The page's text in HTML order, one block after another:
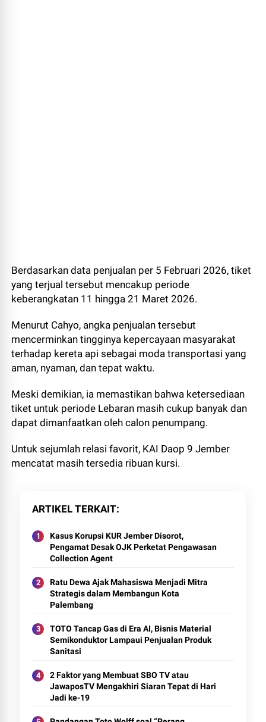
Berdasarkan data penjualan per 5 Februari 2026, tiket
yang terjual tersebut mencakup periode
keberangkatan 11 hingga 21 Maret 2026.
Menurut Cahyo, angka penjualan tersebut
mencerminkan tingginya kepercayaan masyarakat
terhadap kereta api sebagai moda transportasi yang
aman, nyaman, dan tepat waktu.
Meski demikian, ia memastikan bahwa ketersediaan
tiket untuk periode Lebaran masih cukup banyak dan
dapat dimanfaatkan oleh calon penumpang.
Untuk sejumlah relasi favorit, KAI Daop 9 Jember
mencatat masih tersedia ribuan kursi.
ARTIKEL TERKAIT
Kasus Korupsi KUR Jember Disorot,
Pengamat Desak OJK Perketat Pengawasan
Collection Agent
Ratu Dewa Ajak Mahasiswa Menjadi Mitra
Strategis dalam Membangun Kota
Palembang
TOTO Tancap Gas di Era AI, Bisnis Material
Semikonduktor Lampaui Penjualan Produk
Sanitasi
2 Faktor yang Membuat SBO TV atau
JawaposTV Mengakhiri Siaran Tepat di Hari
Jadi ke-19